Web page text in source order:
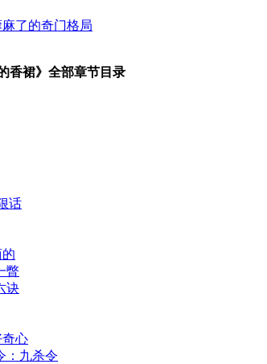
了的奇门格局
香裙》全部章节目录
话
瞥
诀
奇心
：九杀令